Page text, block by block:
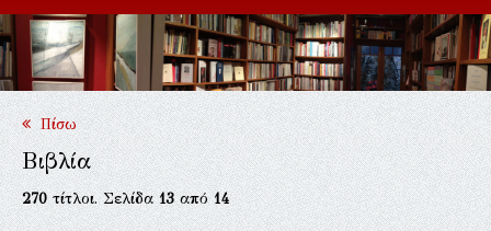
Εκδηλώσεις
Επικοινωνία
Πίσω
Βιβλία
270τίτλοι. Σελίδα13από14